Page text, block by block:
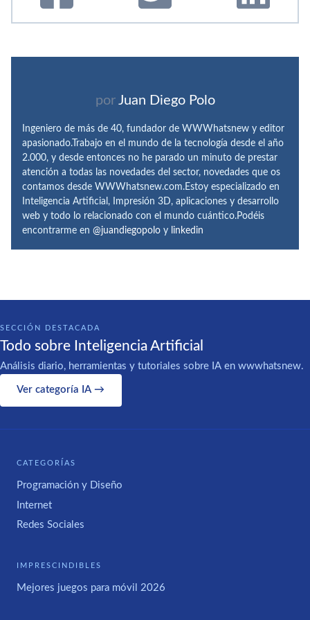
por Juan Diego Polo
Ingeniero de más de 40, fundador de WWWhatsnew y editor
apasionado.Trabajo en el mundo de la tecnología desde el año
2.000, y desde entonces no he parado un minuto de prestar
atención a todas las novedades del sector, novedades que os
contamos desde WWWhatsnew.com.Estoy especializado en
Inteligencia Artificial, Impresión 3D, aplicaciones y desarrollo
web y todo lo relacionado con el mundo cuántico.Podéis
encontrarme en @juandiegopolo y linkedin
SECCIÓN DESTACADA
Todo sobre Inteligencia Artificial
Análisis diario, herramientas y tutoriales sobre IA en wwwhatsnew.
Ver categoría IA →
CATEGORÍAS
Programación y Diseño
Internet
Redes Sociales
IMPRESCINDIBLES
Mejores juegos para móvil 2026